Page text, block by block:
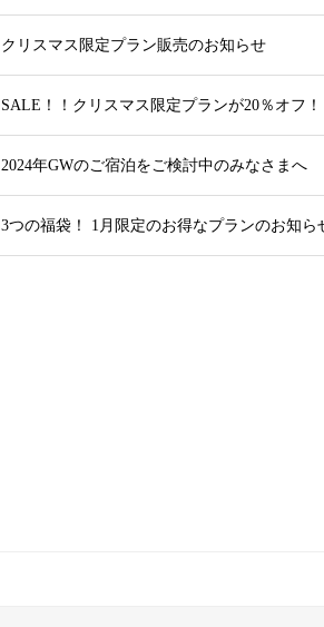
クリスマス限定プラン販売のお知らせ
SALE！！クリスマス限定プランが20％オフ！
2024年GWのご宿泊をご検討中のみなさまへ
3つの福袋！ 1月限定のお得なプランのお知ら